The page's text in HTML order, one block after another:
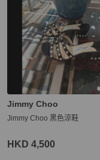
Jimmy Choo
Jimmy Choo 黑色涼鞋
HKD 4,500